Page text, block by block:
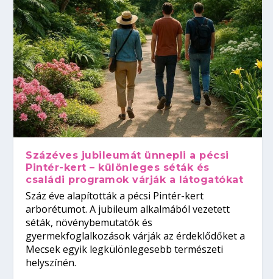
Százéves jubileumát ünnepli a pécsi
Pintér-kert – különleges séták és
családi programok várják a látogatókat
Száz éve alapították a pécsi Pintér-kert
arborétumot. A jubileum alkalmából vezetett
séták, növénybemutatók és
gyermekfoglalkozások várják az érdeklődőket a
Mecsek egyik legkülönlegesebb természeti
helyszínén.